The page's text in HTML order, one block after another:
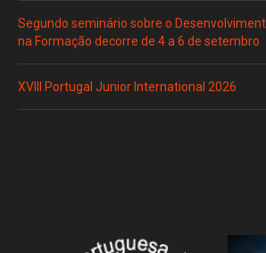
Segundo seminário sobre o
na Formação decorre de 4 a 6 de setembro
XVIII Portugal Junior International 2026